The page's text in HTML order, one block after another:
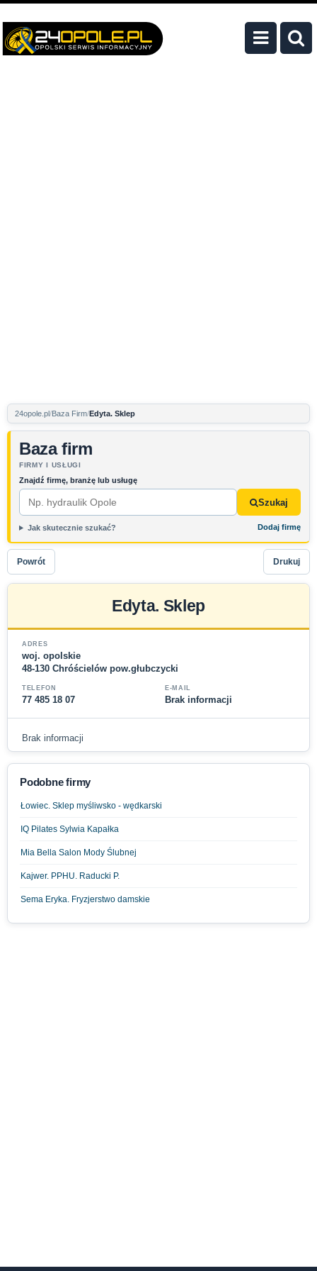
24opole.pl Baza Firm Edyta. Sklep
Baza firm
FIRMY I USŁUGI
Znajdź firmę, branżę lub usługę
Szukaj
Jak skutecznie szukać? Dodaj firmę
Powrót Drukuj
Edyta. Sklep
ADRES
woj. opolskie
48-130 Chróścielów pow.głubczycki
TELEFON
77 485 18 07
E-MAIL
Brak informacji
Brak informacji
Podobne firmy
Łowiec. Sklep myśliwsko - wędkarski
IQ Pilates Sylwia Kapałka
Mia Bella Salon Mody Ślubnej
Kajwer. PPHU. Raducki P.
Sema Eryka. Fryzjerstwo damskie